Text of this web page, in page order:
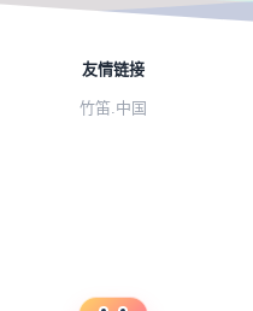
友情链接
竹笛.中国